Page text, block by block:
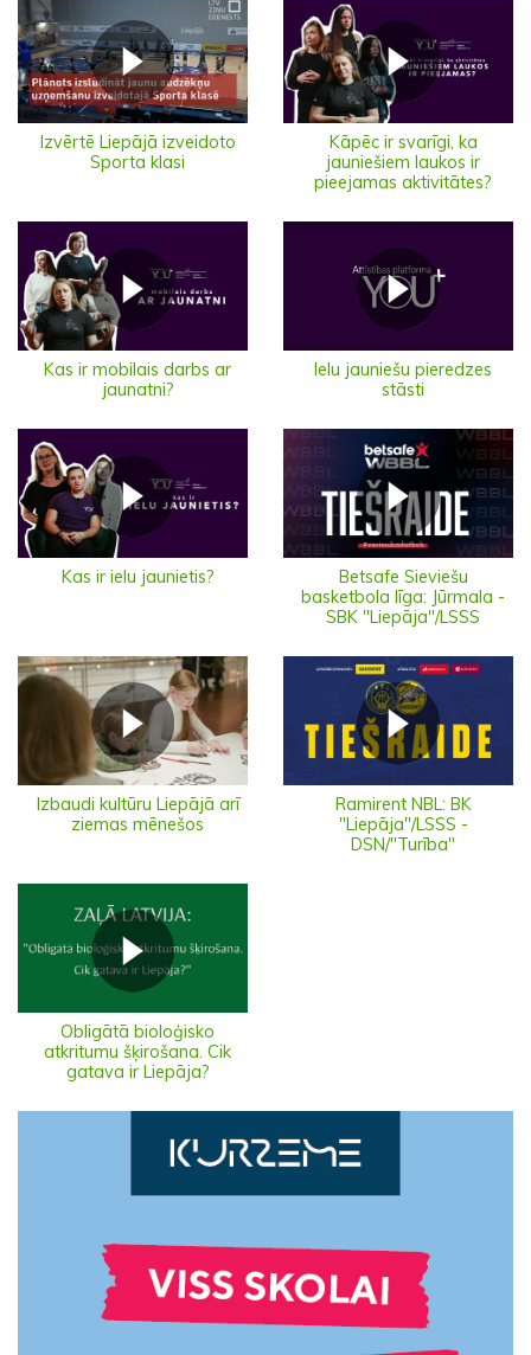
Izvērtē Liepājā izveidoto
Sporta klasi
Kāpēc ir svarīgi, ka
jauniešiem laukos ir
pieejamas aktivitātes?
Kas ir mobilais darbs ar
jaunatni?
Ielu jauniešu pieredzes
stāsti
Kas ir ielu jaunietis?
Betsafe Sieviešu
basketbola līga: Jūrmala -
SBK "Liepāja"/LSSS
Izbaudi kultūru Liepājā arī
ziemas mēnešos
Ramirent NBL: BK
"Liepāja"/LSSS -
DSN/"Turība"
Obligātā bioloģisko
atkritumu šķirošana. Cik
gatava ir Liepāja?